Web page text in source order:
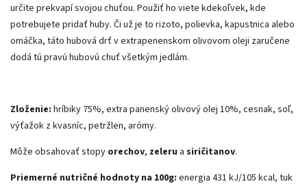
určite prekvapí svojou chuťou. Použiť ho viete kdekoľvek, kde
potrebujete pridať huby. Či už je to rizoto, polievka, kapustnica alebo
omáčka, táto hubová drť v extrapenenskom olivovom oleji zaručene
dodá tú pravú hubovú chuť všetkým jedlám.
Zloženie: hríbiky 75%, extra panenský olivový olej 10%, cesnak, soľ,
výťažok z kvasníc, petržlen, arómy.
Môže obsahovať stopy orechov, zeleru a siričitanov.
Priemerné nutričné hodnoty na 100g: energia 431 kJ/105 kcal, tuk